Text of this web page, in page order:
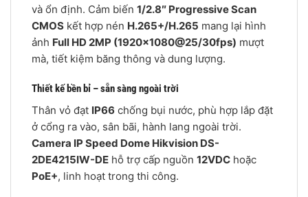
và ổn định. Cảm biến 1/2.8″ Progressive Scan
CMOS kết hợp nén H.265+/H.265 mang lại hình
ảnh Full HD 2MP (1920×1080@25/30fps) mượt
mà, tiết kiệm băng thông và dung lượng.
Thiết kế bền bỉ – sẵn sàng ngoài trời
Thân vỏ đạt IP66 chống bụi nước, phù hợp lắp đặt
ở cổng ra vào, sân bãi, hành lang ngoài trời.
Camera IP Speed Dome Hikvision DS-
2DE4215IW-DE hỗ trợ cấp nguồn 12VDC hoặc
PoE+, linh hoạt trong thi công.